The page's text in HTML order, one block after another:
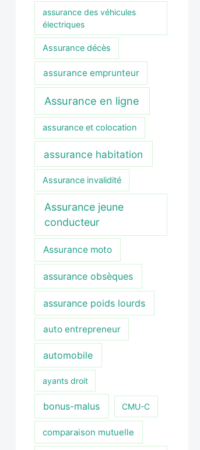
assurance des véhicules
électriques
Assurance décès
assurance emprunteur
Assurance en ligne
assurance et colocation
assurance habitation
Assurance invalidité
Assurance jeune
conducteur
Assurance moto
assurance obsèques
assurance poids lourds
auto entrepreneur
automobile
ayants droit
bonus-malus CMU-C
comparaison mutuelle